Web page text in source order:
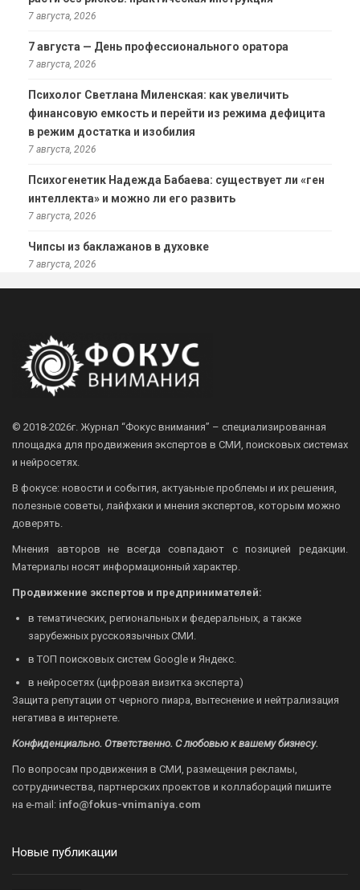
7 августа, 2026
7 августа — День профессионального оратора
7 августа, 2026
Психолог Светлана Миленская: как увеличить
финансовую емкость и перейти из режима дефицита
в режим достатка и изобилия
7 августа, 2026
Психогенетик Надежда Бабаева: существует ли «ген
интеллекта» и можно ли его развить
7 августа, 2026
Чипсы из баклажанов в духовке
7 августа, 2026
© 2018-2026г. Журнал “Фокус внимания” – специализированная
площадка для продвижения экспертов в СМИ, поисковых системах
и нейросетях.
В фокусе: новости и события, актуаьные проблемы и их решения,
полезные советы, лайфхаки и мнения экспертов, которым можно
доверять.
Мнения авторов не всегда совпадают с позицией редакции.
Материалы носят информационный характер.
Продвижение экспертов и предпринимателей:
в тематических, региональных и федеральных, а также
зарубежных русскоязычных СМИ.
в ТОП поисковых систем Google и Яндекс.
в нейросетях (цифровая визитка эксперта)
Защита репутации от черного пиара, вытеснение и нейтрализация
негатива в интернете.
Конфиденциально. Ответственно. С любовью к вашему бизнесу.
По вопросам продвижения в СМИ, размещения рекламы,
сотрудничества, партнерских проектов и коллабораций пишите
на e-mail: info@fokus-vnimaniya.com
Новые публикации